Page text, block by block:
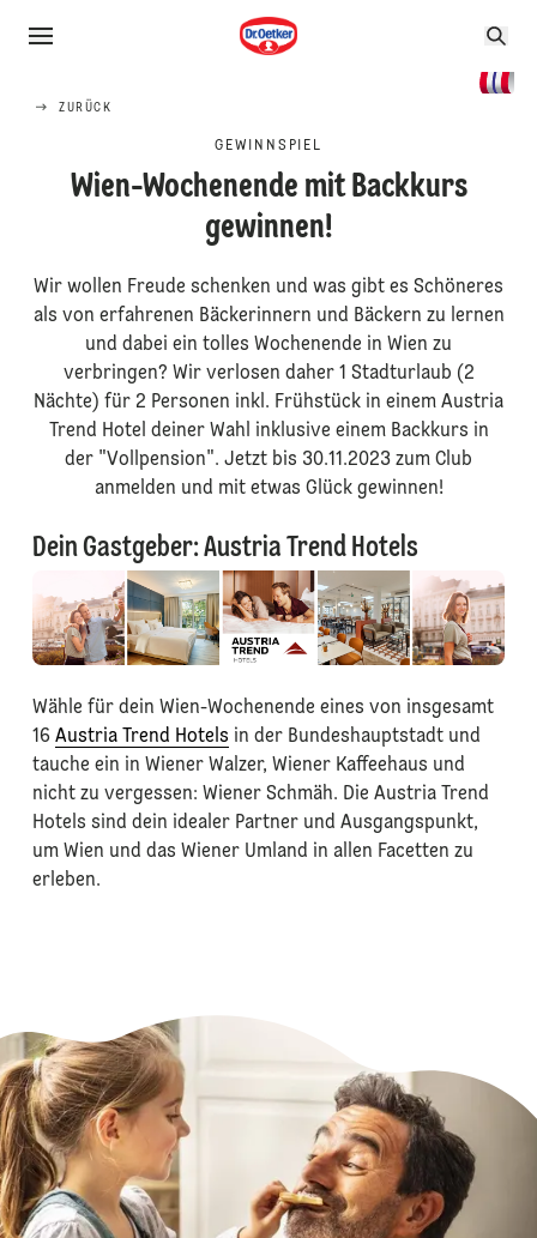
ZURÜCK
GEWINNSPIEL
Wien-Wochenende mit Backkurs
gewinnen!
Wir wollen Freude schenken und was gibt es Schöneres
als von erfahrenen Bäckerinnern und Bäckern zu lernen
und dabei ein tolles Wochenende in Wien zu
verbringen? Wir verlosen daher 1 Stadturlaub (2
Nächte) für 2 Personen inkl. Frühstück in einem Austria
Trend Hotel deiner Wahl inklusive einem Backkurs in
der "Vollpension". Jetzt bis 30.11.2023 zum Club
anmelden und mit etwas Glück gewinnen!
Dein Gastgeber: Austria Trend Hotels
Wähle für dein Wien-Wochenende eines von insgesamt
16 Austria Trend Hotels in der Bundeshauptstadt und
tauche ein in Wiener Walzer, Wiener Kaffeehaus und
nicht zu vergessen: Wiener Schmäh. Die Austria Trend
Hotels sind dein idealer Partner und Ausgangspunkt,
um Wien und das Wiener Umland in allen Facetten zu
erleben.